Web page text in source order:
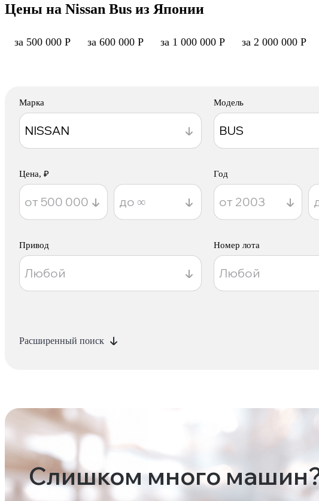
Цены на Nissan Bus из Японии
за 500 000 Р за 600 000 Р за 1 000 000 Р за 2 000 000 Р
Марка Модель
Цена, ₽ Год
Привод Номер лота
Расширенный поиск
Слишком много